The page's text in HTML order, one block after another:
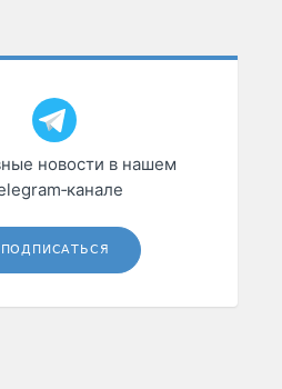
новости в нашем
ПОДПИСАТЬСЯ